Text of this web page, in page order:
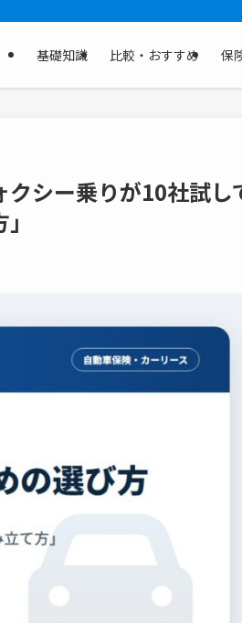
基礎知識 比較・おすすめ 保
シー乗りが10社試し